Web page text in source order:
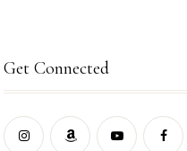
Get Connected